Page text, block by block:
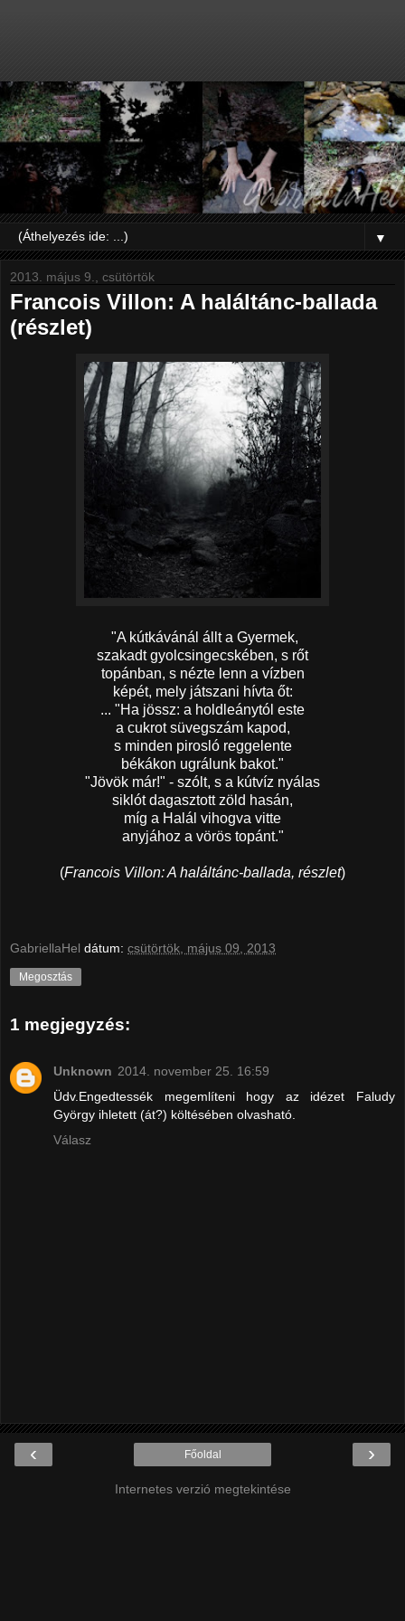
▼
2013. május 9., csütörtök
Francois Villon: A haláltánc-ballada
(részlet)
"A kútkávánál állt a Gyermek,
szakadt gyolcsingecskében, s rőt
topánban, s nézte lenn a vízben
képét, mely játszani hívta őt:
... "Ha jössz: a holdleánytól este
a cukrot süvegszám kapod,
s minden pirosló reggelente
békákon ugrálunk bakot."
"Jövök már!" - szólt, s a kútvíz nyálas
siklót dagasztott zöld hasán,
míg a Halál vihogva vitte
anyjához a vörös topánt."
(Francois Villon: A haláltánc-ballada, részlet)
GabriellaHel dátum: csütörtök, május 09, 2013
Megosztás
1 megjegyzés:
Unknown 2014. november 25. 16:59
Üdv.Engedtessék megemlíteni hogy az idézet Faludy
György ihletett (át?) költésében olvasható.
Válasz
‹ ›
Főoldal
Internetes verzió megtekintése